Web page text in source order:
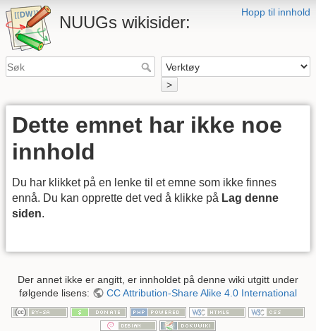
Hopp til innhold
NUUGs wikisider:
>
Dette emnet har ikke noe
innhold
Du har klikket på en lenke til et emne som ikke finnes
ennå. Du kan opprette det ved å klikke på Lag denne
siden.
Der annet ikke er angitt, er innholdet på denne wiki utgitt under
følgende lisens:
CC Attribution-Share Alike 4.0 International